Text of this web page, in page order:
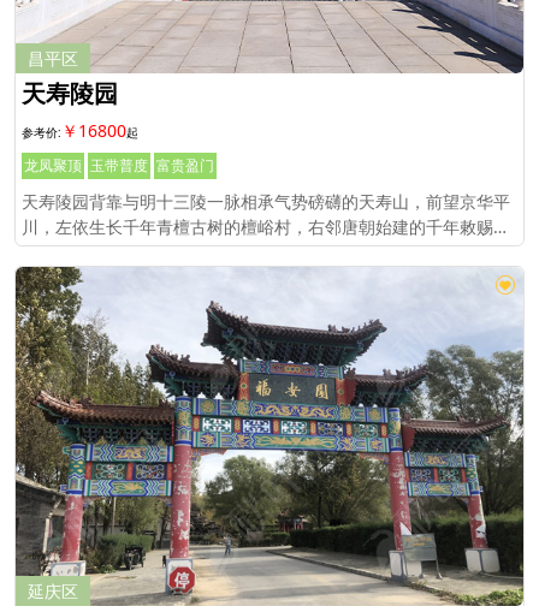
昌平区
天寿陵园
￥16800
龙凤聚顶 玉带普度 富贵盈门
天寿陵园背靠与明十三陵一脉相承气势磅礴的天寿山，前望京华平
川，左依生长千年青檀古树的檀峪村，右邻唐朝始建的千年敕赐古
刹和平寺。陵园占地面积共600余亩，整座陵园依山就势，乾高巽
低，融汇中西。
延庆区